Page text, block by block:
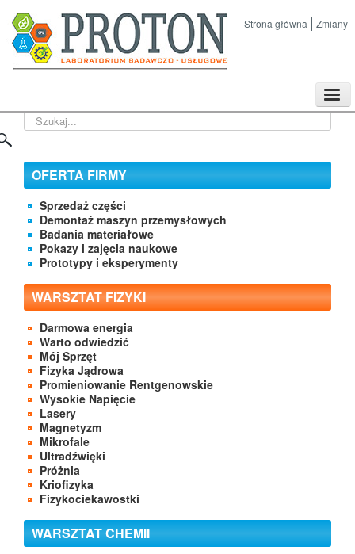
Strona główna Zmiany
Kontakt
Szukaj...
OFERTA FIRMY
Sprzedaż części
Demontaż maszyn przemysłowych
Badania materiałowe
Pokazy i zajęcia naukowe
Prototypy i eksperymenty
WARSZTAT FIZYKI
Darmowa energia
Warto odwiedzić
Mój Sprzęt
Fizyka Jądrowa
Promieniowanie Rentgenowskie
Wysokie Napięcie
Lasery
Magnetyzm
Mikrofale
Ultradźwięki
Próżnia
Kriofizyka
Fizykociekawostki
WARSZTAT CHEMII